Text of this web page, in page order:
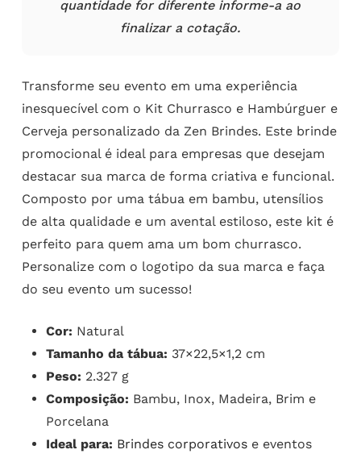
quantidade for diferente informe-a ao
finalizar a cotação.
Transforme seu evento em uma experiência
inesquecível com o Kit Churrasco e Hambúrguer e
Cerveja personalizado da Zen Brindes. Este brinde
promocional é ideal para empresas que desejam
destacar sua marca de forma criativa e funcional.
Composto por uma tábua em bambu, utensílios
de alta qualidade e um avental estiloso, este kit é
perfeito para quem ama um bom churrasco.
Personalize com o logotipo da sua marca e faça
do seu evento um sucesso!
Cor: Natural
Tamanho da tábua: 37×22,5×1,2 cm
Peso: 2.327 g
Composição: Bambu, Inox, Madeira, Brim e
Porcelana
Ideal para: Brindes corporativose eventos